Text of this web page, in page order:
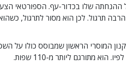
שלו בכדור-עף. הספורטאי
תרגול. לכן הוא מסור לתרגול, כשהוא
המוסרי הראשון שמבוסס כולו על
הוא מתורגם ליותר מ-110 שפות.